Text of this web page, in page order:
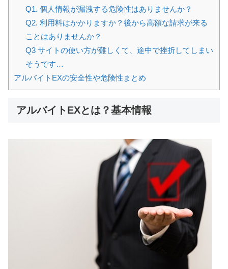
Q1. 個人情報が漏洩する危険性はありませんか？
Q2. 利用料はかかりますか？後から高額な請求が来る
ことはありませんか？
Q3 サイトの使い方が難しくて、途中で挫折してしまい
そうです…
アルバイトEXの安全性や危険性まとめ
アルバイトEXとは？基本情報